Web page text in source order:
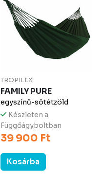
TROPILEX
FAMILY PURE
egyszínű-sötétzöld
Készleten a
Függőágyboltban
39 900 Ft
Kosárba